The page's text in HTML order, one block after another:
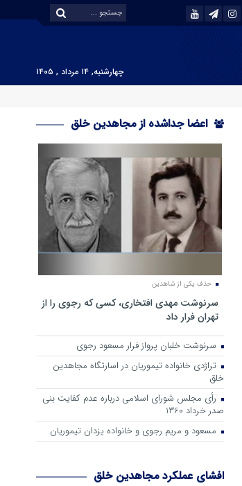
چهارشنبه, ۱۴ مرداد , ۱۴۰۵
اعضا جداشده از مجاهدین خلق
حذف یکی از شاهدین
سرنوشت مهدی افتخاری، کسی که رجوی را از
تهران فرار داد
سرنوشت خلبان پرواز فرار مسعود رجوی
تراژدی خانواده تیموریان در اسارتگاه مجاهدین
خلق
رأی مجلس شورای اسلامی درباره عدم كفایت بنی
صدر خرداد 1360
مسعود و مریم رجوی و خانواده یزدان تیموریان
افشای عملکرد مجاهدین خلق